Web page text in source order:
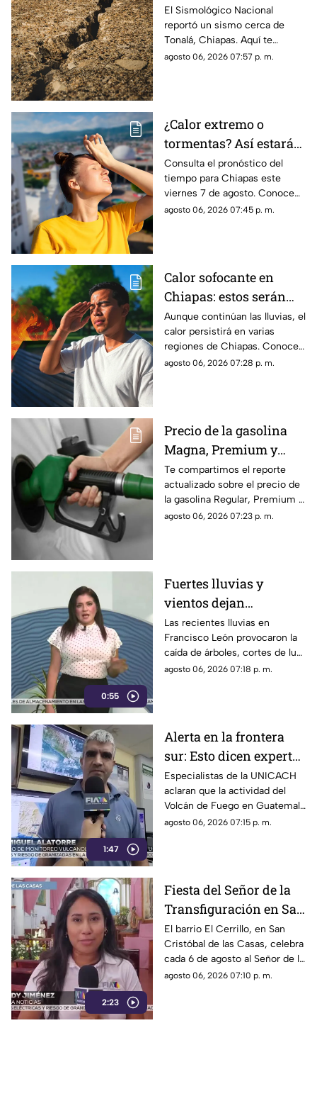
México HOY: epicentro
y magnitud
El Sismológico Nacional
reportó un sismo cerca de
Tonalá, Chiapas. Aquí te
contamos todos los detalles
agosto 06, 2026 07:57 p. m.
¿Calor extremo o
tormentas? Así estará
el clima este viernes 7
de agosto en Chiapas
Consulta el pronóstico del
tiempo para Chiapas este
viernes 7 de agosto. Conoce
las regiones con probabilidad
agosto 06, 2026 07:45 p. m.
Calor sofocante en
Chiapas: estos serán
los municipios con las
temperaturas más altas
este viernes 7 de agosto
Aunque continúan las lluvias, el
calor persistirá en varias
regiones de Chiapas. Conoce
cuáles serán los municipios
agosto 06, 2026 07:28 p. m.
Precio de la gasolina
Magna, Premium y
Diésel en Chiapas:
costo por municipio
este viernes 7 de agosto
Te compartimos el reporte
actualizado sobre el precio de
la gasolina Regular, Premium y
Diésel en las estaciones de
agosto 06, 2026 07:23 p. m.
0:55
Fuertes lluvias y
vientos dejan
viviendas dañadas en
Francisco León,
Chiapas
Las recientes lluvias en
Francisco León provocaron la
caída de árboles, cortes de luz
y daños en casas de la
agosto 06, 2026 07:18 p. m.
1:47
Alerta en la frontera
sur: Esto dicen expertos
sobre el Volcán de
Fuego y la ceniza en
Chiapas
Especialistas de la UNICACH
aclaran que la actividad del
Volcán de Fuego en Guatemala
no representa peligro para
agosto 06, 2026 07:15 p. m.
2:23
Fiesta del Señor de la
Transfiguración en San
Cristóbal de las Casas:
Tradición y fe en El
Cerrillo
El barrio El Cerrillo, en San
Cristóbal de las Casas, celebra
cada 6 de agosto al Señor de la
Transfiguración con misas,
agosto 06, 2026 07:10 p. m.